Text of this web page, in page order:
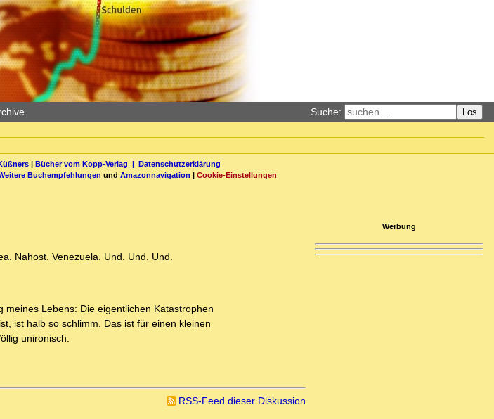
Suche: Los
| Bücher vom Kopp-Verlag | Datenschutzerklärung
Buchempfehlungen und Amazonnavigation | Cookie-Einstellungen
Nahost. Venezuela. Und. Und. Und.
Lebens: Die eigentlichen Katastrophen
ist halb so schlimm. Das ist für einen kleinen
unironisch.
RSS-Feed dieser Diskussion
Werbung